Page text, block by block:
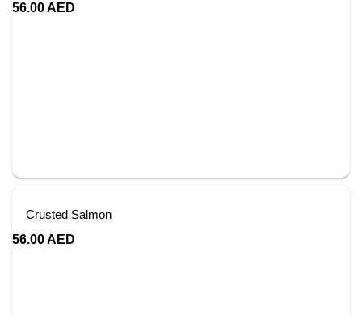
56.00AED
Crusted Salmon
56.00AED